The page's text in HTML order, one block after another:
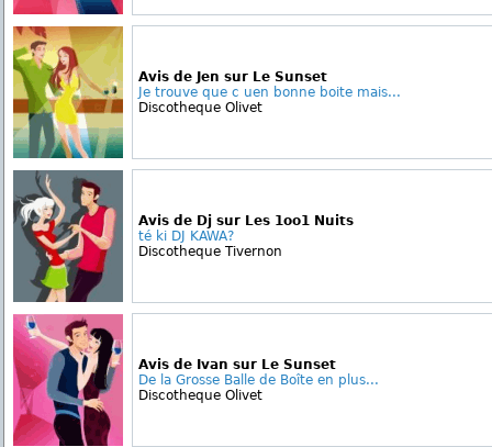
Avis de Jen sur Le Sunset
Je trouve que c uen bonne boite mais...
Discotheque Olivet
Avis de Dj sur Les 1oo1 Nuits
té ki DJ KAWA?
Discotheque Tivernon
Avis de Ivan sur Le Sunset
De la Grosse Balle de Boîte en plus...
Discotheque Olivet